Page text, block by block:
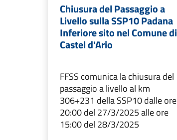
Chiusura del Passaggio a
Livello sulla SSP10 Padana
Inferiore sito nel Comune di
Castel d'Ario
FFSS comunica la chiusura del
passaggio a livello al km
306+231 della SSP10 dalle ore
20:00 del 27/3/2025 alle ore
15:00 del 28/3/2025